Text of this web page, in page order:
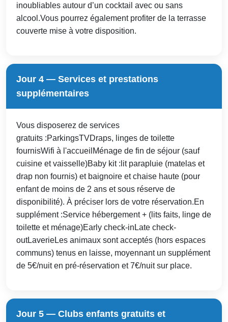
inoubliables autour d’un cocktail avec ou sans
alcool.Vous pourrez également profiter de la terrasse
couverte mise à votre disposition.
Jour 4 — Services et prestations
supplémentaires
Vous disposerez de services
gratuits :ParkingsTVDraps, linges de toilette
fournisWifi à l'accueilMénage de fin de séjour (sauf
cuisine et vaisselle)Baby kit :lit parapluie (matelas et
drap non fournis) et baignoire et chaise haute (pour
enfant de moins de 2 ans et sous réserve de
disponibilité). À préciser lors de votre réservation.En
supplément :Service hébergement + (lits faits, linge de
toilette et ménage)Early check-inLate check-
outLaverieLes animaux sont acceptés (hors espaces
communs) tenus en laisse, moyennant un supplément
de 5€/nuit en pré-réservation et 7€/nuit sur place.
Jour 5 — Clubs enfants gratuits et